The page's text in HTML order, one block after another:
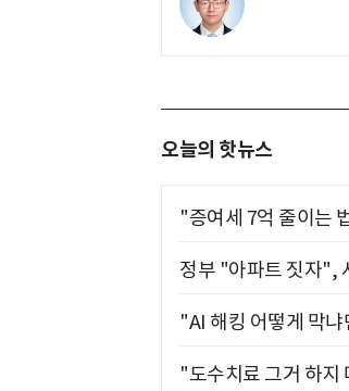
오늘의 핫뉴스
"증여세 7억 줄이는
정부 "아파트 짓자",
"AI 해킹 어떻게 막
"도수치료 그거 하지